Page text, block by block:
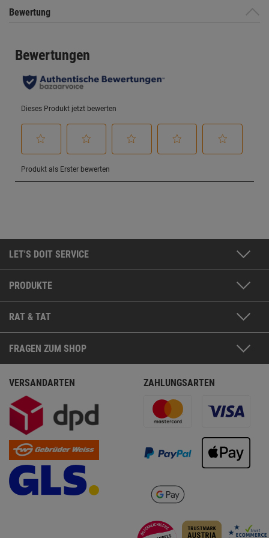
Bewertung
LET'S DOIT SERVICE
PRODUKTE
RAT & TAT
FRAGEN ZUM SHOP
VERSANDARTEN ZAHLUNGSARTEN